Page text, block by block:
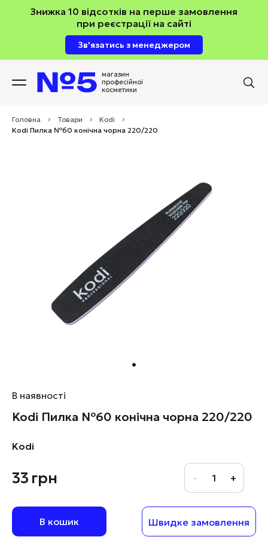
Знижка 10 відсотків на перше замовлення
при реєстрації на сайті
Зв'язатись з менеджером
магазин
професійної
косметики
Головна > Товари > Kodi
>
Kodi Пилка №60 конічна чорна 220/220
В наявності
Kodi Пилка №60 конічна чорна 220/220
Kodi
33 грн
В кошик Швидке замовлення